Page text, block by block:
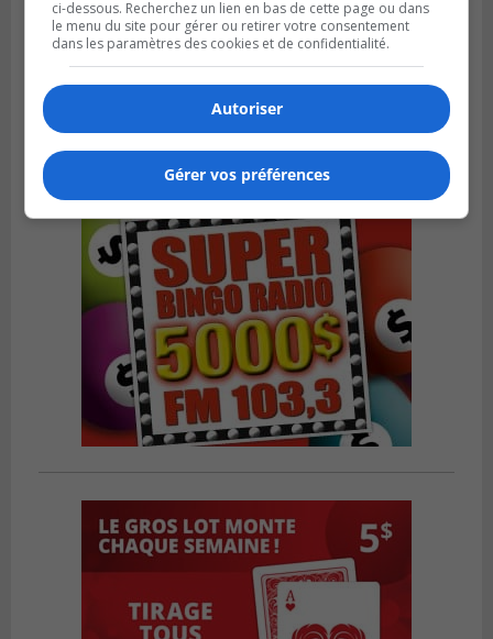
SAINT-CONSTANT
Publié le 4 août 2026 à 14h02
Saint-Constant signe une nouvelle
convention pour le bien de la population
ci-dessous. Recherchez un lien en bas de cette page ou dans
le menu du site pour gérer ou retirer votre consentement
dans les paramètres des cookies et de confidentialité.
Autoriser
Gérer vos préférences